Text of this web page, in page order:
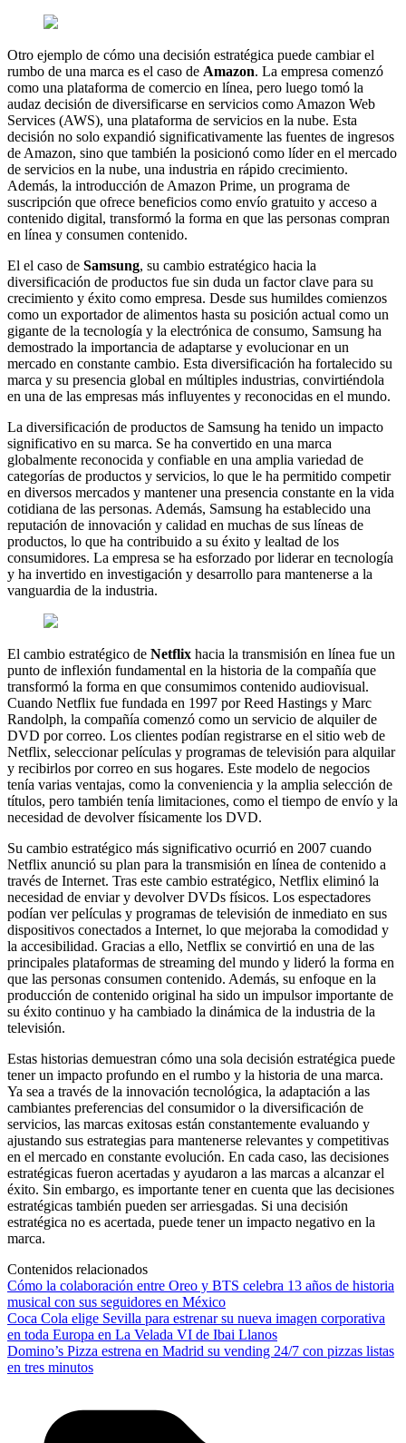
Otro ejemplo de cómo una decisión estratégica puede cambiar el
rumbo de una marca es el caso de Amazon. La empresa comenzó
como una plataforma de comercio en línea, pero luego tomó la
audaz decisión de diversificarse en servicios como Amazon Web
Services (AWS), una plataforma de servicios en la nube. Esta
decisión no solo expandió significativamente las fuentes de ingresos
de Amazon, sino que también la posicionó como líder en el mercado
de servicios en la nube, una industria en rápido crecimiento.
Además, la introducción de Amazon Prime, un programa de
suscripción que ofrece beneficios como envío gratuito y acceso a
contenido digital, transformó la forma en que las personas compran
en línea y consumen contenido.
El el caso de Samsung, su cambio estratégico hacia la
diversificación de productos fue sin duda un factor clave para su
crecimiento y éxito como empresa. Desde sus humildes comienzos
como un exportador de alimentos hasta su posición actual como un
gigante de la tecnología y la electrónica de consumo, Samsung ha
demostrado la importancia de adaptarse y evolucionar en un
mercado en constante cambio. Esta diversificación ha fortalecido su
marca y su presencia global en múltiples industrias, convirtiéndola
en una de las empresas más influyentes y reconocidas en el mundo.
La diversificación de productos de Samsung ha tenido un impacto
significativo en su marca. Se ha convertido en una marca
globalmente reconocida y confiable en una amplia variedad de
categorías de productos y servicios, lo que le ha permitido competir
en diversos mercados y mantener una presencia constante en la vida
cotidiana de las personas. Además, Samsung ha establecido una
reputación de innovación y calidad en muchas de sus líneas de
productos, lo que ha contribuido a su éxito y lealtad de los
consumidores. La empresa se ha esforzado por liderar en tecnología
y ha invertido en investigación y desarrollo para mantenerse a la
vanguardia de la industria.
El cambio estratégico de Netflix hacia la transmisión en línea fue un
punto de inflexión fundamental en la historia de la compañía que
transformó la forma en que consumimos contenido audiovisual.
Cuando Netflix fue fundada en 1997 por Reed Hastings y Marc
Randolph, la compañía comenzó como un servicio de alquiler de
DVD por correo. Los clientes podían registrarse en el sitio web de
Netflix, seleccionar películas y programas de televisión para alquilar
y recibirlos por correo en sus hogares. Este modelo de negocios
tenía varias ventajas, como la conveniencia y la amplia selección de
títulos, pero también tenía limitaciones, como el tiempo de envío y la
necesidad de devolver físicamente los DVD.
Su cambio estratégico más significativo ocurrió en 2007 cuando
Netflix anunció su plan para la transmisión en línea de contenido a
través de Internet. Tras este cambio estratégico, Netflix eliminó la
necesidad de enviar y devolver DVDs físicos. Los espectadores
podían ver películas y programas de televisión de inmediato en sus
dispositivos conectados a Internet, lo que mejoraba la comodidad y
la accesibilidad. Gracias a ello, Netflix se convirtió en una de las
principales plataformas de streaming del mundo y lideró la forma en
que las personas consumen contenido. Además, su enfoque en la
producción de contenido original ha sido un impulsor importante de
su éxito continuo y ha cambiado la dinámica de la industria de la
televisión.
Estas historias demuestran cómo una sola decisión estratégica puede
tener un impacto profundo en el rumbo y la historia de una marca.
Ya sea a través de la innovación tecnológica, la adaptación a las
cambiantes preferencias del consumidor o la diversificación de
servicios, las marcas exitosas están constantemente evaluando y
ajustando sus estrategias para mantenerse relevantes y competitivas
en el mercado en constante evolución. En cada caso, las decisiones
estratégicas fueron acertadas y ayudaron a las marcas a alcanzar el
éxito. Sin embargo, es importante tener en cuenta que las decisiones
estratégicas también pueden ser arriesgadas. Si una decisión
estratégica no es acertada, puede tener un impacto negativo en la
marca.
Contenidos relacionados
Cómo la colaboración entre Oreo y BTS celebra 13 años de historia
musical con sus seguidores en México
Coca Cola elige Sevilla para estrenar su nueva imagen corporativa
en toda Europa en La Velada VI de Ibai Llanos
Domino’s Pizza estrena en Madrid su vending 24/7 con pizzas listas
en tres minutos